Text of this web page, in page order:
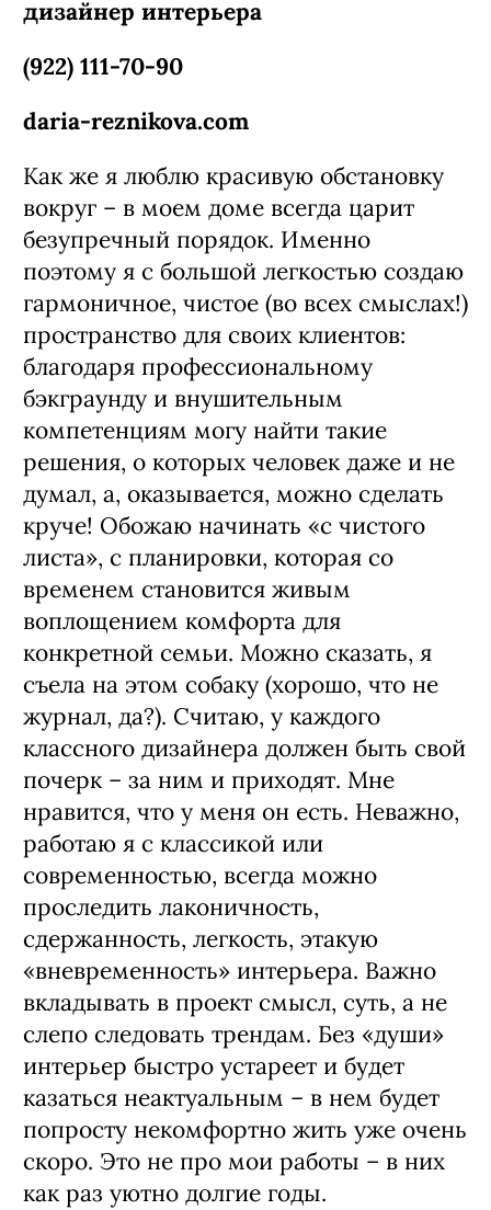
дизайнер интерьера
(922) 111-70-90
daria-reznikova.com
Как же я люблю красивую обстановку
вокруг – в моем доме всегда царит
безупречный порядок. Именно
поэтому я с большой легкостью создаю
гармоничное, чистое (во всех смыслах!)
пространство для своих клиентов:
благодаря профессиональному
бэкграунду и внушительным
компетенциям могу найти такие
решения, о которых человек даже и не
думал, а, оказывается, можно сделать
круче! Обожаю начинать «с чистого
листа», с планировки, которая со
временем становится живым
воплощением комфорта для
конкретной семьи. Можно сказать, я
съела на этом собаку (хорошо, что не
журнал, да?). Считаю, у каждого
классного дизайнера должен быть свой
почерк – за ним и приходят. Мне
нравится, что у меня он есть. Неважно,
работаю я с классикой или
современностью, всегда можно
проследить лаконичность,
сдержанность, легкость, этакую
«вневременность» интерьера. Важно
вкладывать в проект смысл, суть, а не
слепо следовать трендам. Без «души»
интерьер быстро устареет и будет
казаться неактуальным – в нем будет
попросту некомфортно жить уже очень
скоро. Это не про мои работы – в них
как раз уютно долгие годы.